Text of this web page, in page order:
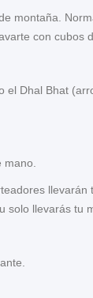
montaña.
con cubos
Dhal Bhat
llevarán
llevarás tu